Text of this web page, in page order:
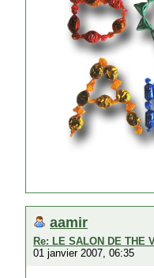
aamir
Re: LE SALON DE THE
01 janvier 2007, 06:35